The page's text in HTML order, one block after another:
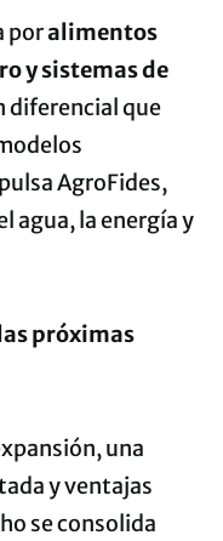
poralimentos
y sistemas de
diferencial que
AgroFides,
agua, la energía y
próximas
una
y ventajas
se consolida